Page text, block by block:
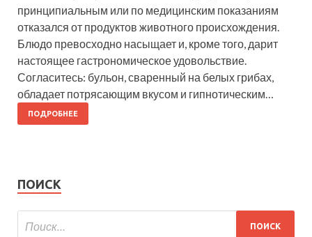
принципиальным или по медицинским показаниям
отказался от продуктов животного происхождения.
Блюдо превосходно насыщает и, кроме того, дарит
настоящее гастрономическое удовольствие.
Согласитесь: бульон, сваренный на белых грибах,
обладает потрясающим вкусом и гипнотическим…
ПОДРОБНЕЕ
ПОИСК